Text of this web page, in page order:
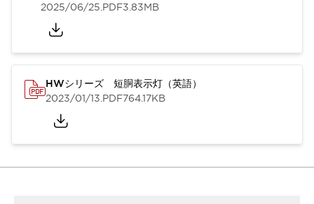
2025/06/25.PDF3.83MB
HWシリーズ 短胴表示灯（英語）
2023/01/13.PDF764.17KB